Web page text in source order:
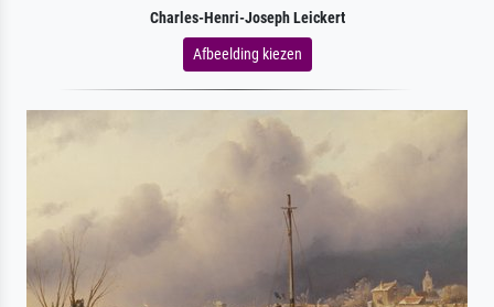
Charles-Henri-Joseph Leickert
Afbeelding kiezen